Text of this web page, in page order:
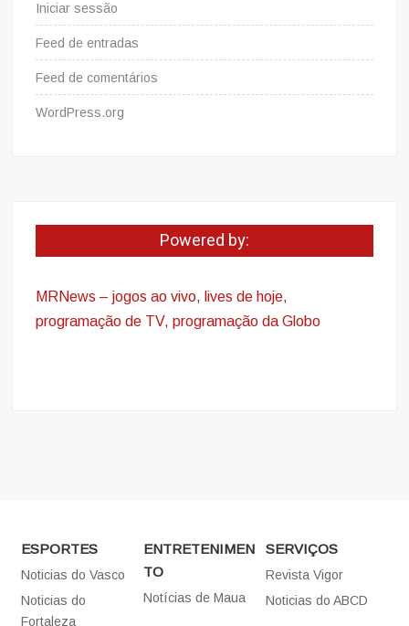
Iniciar sessão
Feed de entradas
Feed de comentários
WordPress.org
Powered by:
MRNews – jogos ao vivo, lives de hoje,
programação de TV, programação da Globo
ESPORTES
Noticias do Vasco
Noticias do
Fortaleza
ENTRETENIMEN
TO
Notícias de Maua
SERVIÇOS
Revista Vigor
Noticias do ABCD